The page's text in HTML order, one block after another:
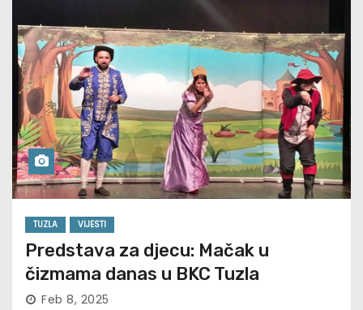
TUZLA VIJESTI
Predstava za djecu: Mačak u
čizmama danas u BKC Tuzla
Feb 8, 2025